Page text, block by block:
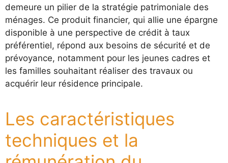
demeure un pilier de la stratégie patrimoniale des
ménages. Ce produit financier, qui allie une épargne
disponible à une perspective de crédit à taux
préférentiel, répond aux besoins de sécurité et de
prévoyance, notamment pour les jeunes cadres et
les familles souhaitant réaliser des travaux ou
acquérir leur résidence principale.
Les caractéristiques
techniques et la